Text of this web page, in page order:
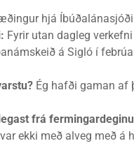
hjá
Fyrir utan dagleg
á Sigló í
Ég hafði gaman af
frá
ekki með alveg með á